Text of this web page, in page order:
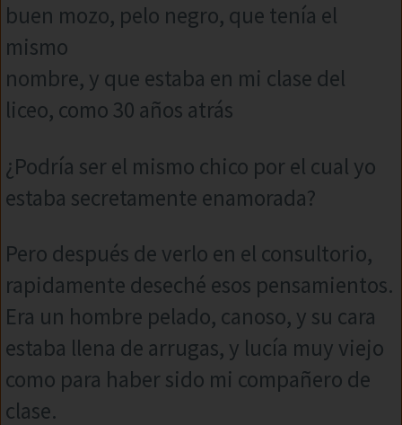
buen mozo, pelo negro, que tenía el
mismo
nombre, y que estaba en mi clase del
liceo, como 30 años atrás
¿Podría ser el mismo chico por el cual yo
estaba secretamente enamorada?
Pero después de verlo en el consultorio,
rapidamente deseché esos pensamientos.
Era un hombre pelado, canoso, y su cara
estaba llena de arrugas, y lucía muy viejo
como para haber sido mi compañero de
clase.